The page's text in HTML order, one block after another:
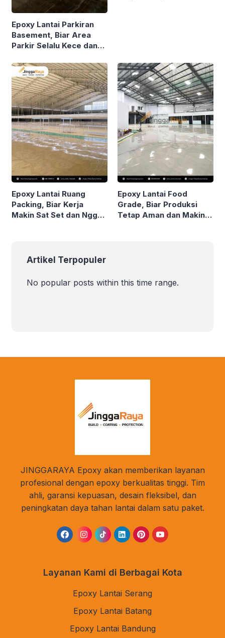
Epoxy Lantai Parkiran
Basement, Biar Area
Parkir Selalu Kece dan
Epoxy Lantai Ruang
Packing, Biar Kerja
Makin Sat Set dan Nggak
Epoxy Lantai Food
Grade, Biar Produksi
Tetap Aman dan Makin
Artikel Terpopuler
No popular posts within this time range.
JINGGARAYA Epoxy akan memberikan layanan
profesional dengan epoxy berkualitas tinggi. Tim
ahli, garansi kepuasan, desain fleksibel, dan
peningkatan daya tahan lantai dalam satu paket.
Layanan Kami di Berbagai Kota
Epoxy Lantai Serang
Epoxy Lantai Batang
Epoxy Lantai Bandung